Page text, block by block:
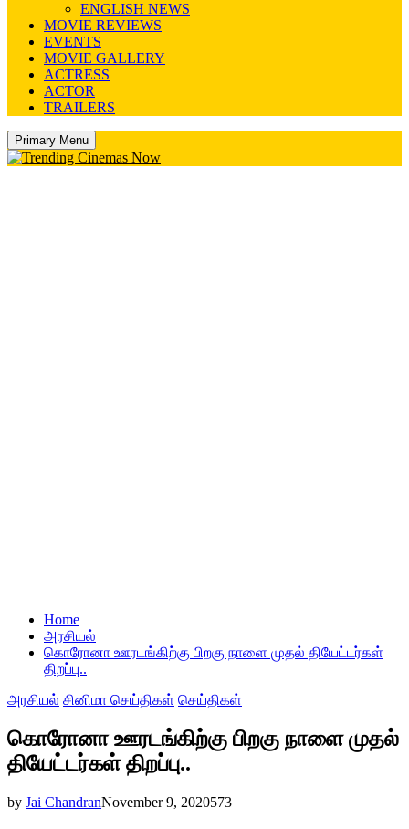
ENGLISH NEWS
MOVIE REVIEWS
EVENTS
MOVIE GALLERY
ACTRESS
ACTOR
TRAILERS
Primary Menu
Home
அரசியல்
கொரோனா ஊரடங்கிற்கு பிறகு நாளை முதல் தியேட்டர்கள்
திறப்பு..
அரசியல் சினிமா செய்திகள் செய்திகள்
கொரோனா ஊரடங்கிற்கு பிறகு நாளை முதல்
தியேட்டர்கள் திறப்பு..
by Jai ChandranNovember 9, 2020573